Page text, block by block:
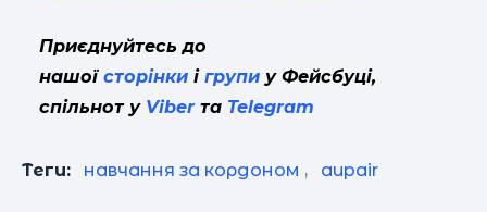
Приєднуйтесь до
нашої сторінки і групи у Фейсбуці,
спільнот у Viberта Telegram
Теги: навчання за кордоном , aupair